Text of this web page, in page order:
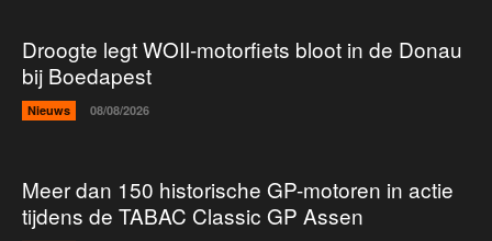
Droogte legt WOII-motorfiets bloot in de Donau
bij Boedapest
Nieuws 08/08/2026
Meer dan 150 historische GP-motoren in actie
tijdens de TABAC Classic GP Assen